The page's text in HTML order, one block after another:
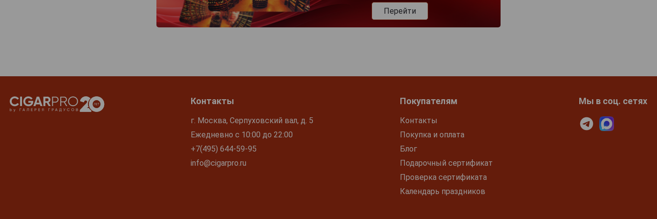
Перейти
Контакты
г. Москва, Серпуховский вал, д. 5
Ежедневно с 10:00 до 22:00
+7(495) 644-59-95
info@cigarpro.ru
Покупателям
Контакты
Покупка и оплата
Блог
Подарочный сертификат
Проверка сертификата
Календарь праздников
Мы в соц. сетях